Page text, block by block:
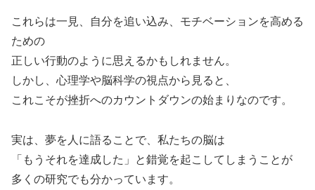
これらは一見、自分を追い込み、モチベーションを高める
ための
正しい行動のように思えるかもしれません。
しかし、心理学や脳科学の視点から見ると、
これこそが挫折へのカウントダウンの始まりなのです。
実は、夢を人に語ることで、私たちの脳は
「もうそれを達成した」と錯覚を起こしてしまうことが
多くの研究でも分かっています。